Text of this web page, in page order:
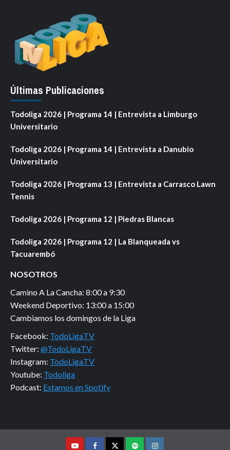
Últimas Publicaciones
Todoliga 2026 | Programa 14 | Entrevista a Limburgo
Universitario
Todoliga 2026 | Programa 14 | Entrevista a Danubio
Universitario
Todoliga 2026 | Programa 13 | Entrevista a Carrasco Lawn
Tennis
Todoliga 2026 | Programa 12 | Piedras Blancas
Todoliga 2026 | Programa 12 | La Blanqueada vs
Tacuarembó
NOSOTROS
Camino A La Cancha: 8:00 a 9:30
Weekend Deportivo: 13:00 a 15:00
Cambiamos los domingos de la Liga
Facebook: TodoLigaTV
Twitter: @TodoLigaTV
Instagram: TodoLigaTV
Youtube: Todoliga
Podcast: Estamos en Spotify